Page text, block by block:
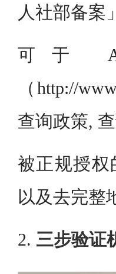
人社部备案
可于
（http://
查询政策,
被正规授权
以及去完整
2. 三步验证